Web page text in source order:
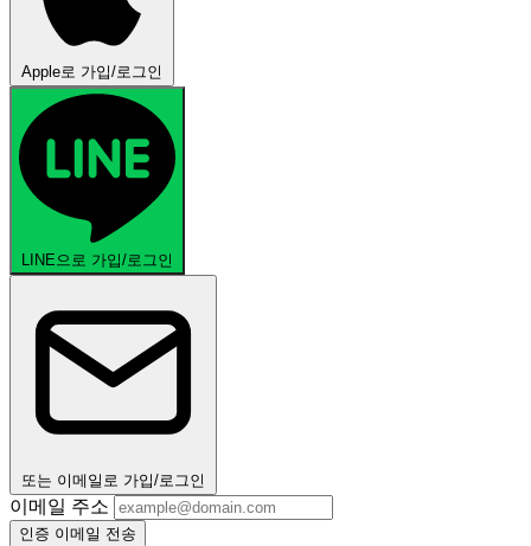
Apple로 가입/로그인
LINE으로 가입/로그인
또는 이메일로 가입/로그인
이메일 주소
인증 이메일 전송